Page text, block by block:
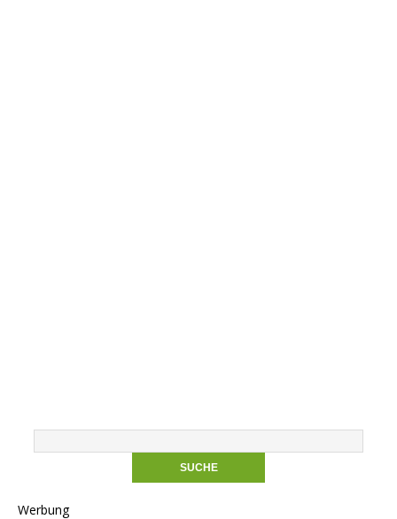
Werbung